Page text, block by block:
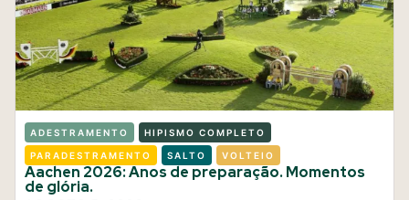
ADESTRAMENTO HIPISMO COMPLETO
PARADESTRAMENTO SALTO VOLTEIO
Aachen 2026: Anos de preparação. Momentos
de glória.